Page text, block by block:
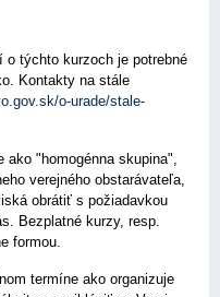
o týchto kurzoch je potrebné
Kontakty na stále
o-urade/stale-
"homogénna skupina",
verejného obstarávateľa,
obrátiť s požiadavkou
Bezplatné kurzy, resp.
formou.
termíne ako organizuje